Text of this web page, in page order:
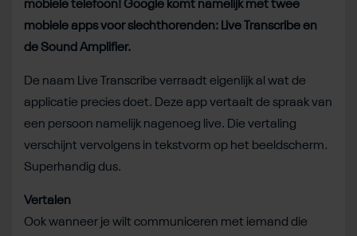
mobiele telefoon! Google komt namelijk met twee
mobiele apps voor slechthorenden: Live Transcribe en
de Sound Amplifier.
De naam Live Transcribe verraadt eigenlijk al wat de
applicatie precies doet. Deze app vertaalt de spraak van
een persoon namelijk nagenoeg live. Die vertaling
verschijnt vervolgens in tekstvorm op het beeldscherm.
Superhandig dus.
Vertalen
Ook wanneer je wilt communiceren met iemand die